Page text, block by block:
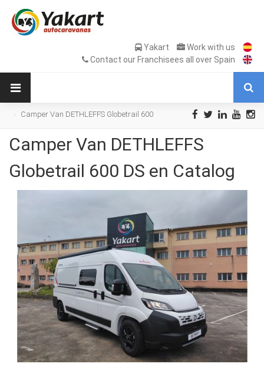
Yakart
Work with us
Contact our Franchisees all over Spain
Camper Van DETHLEFFS Globetrail 600
Camper Van DETHLEFFS
Globetrail 600 DS en Catalog